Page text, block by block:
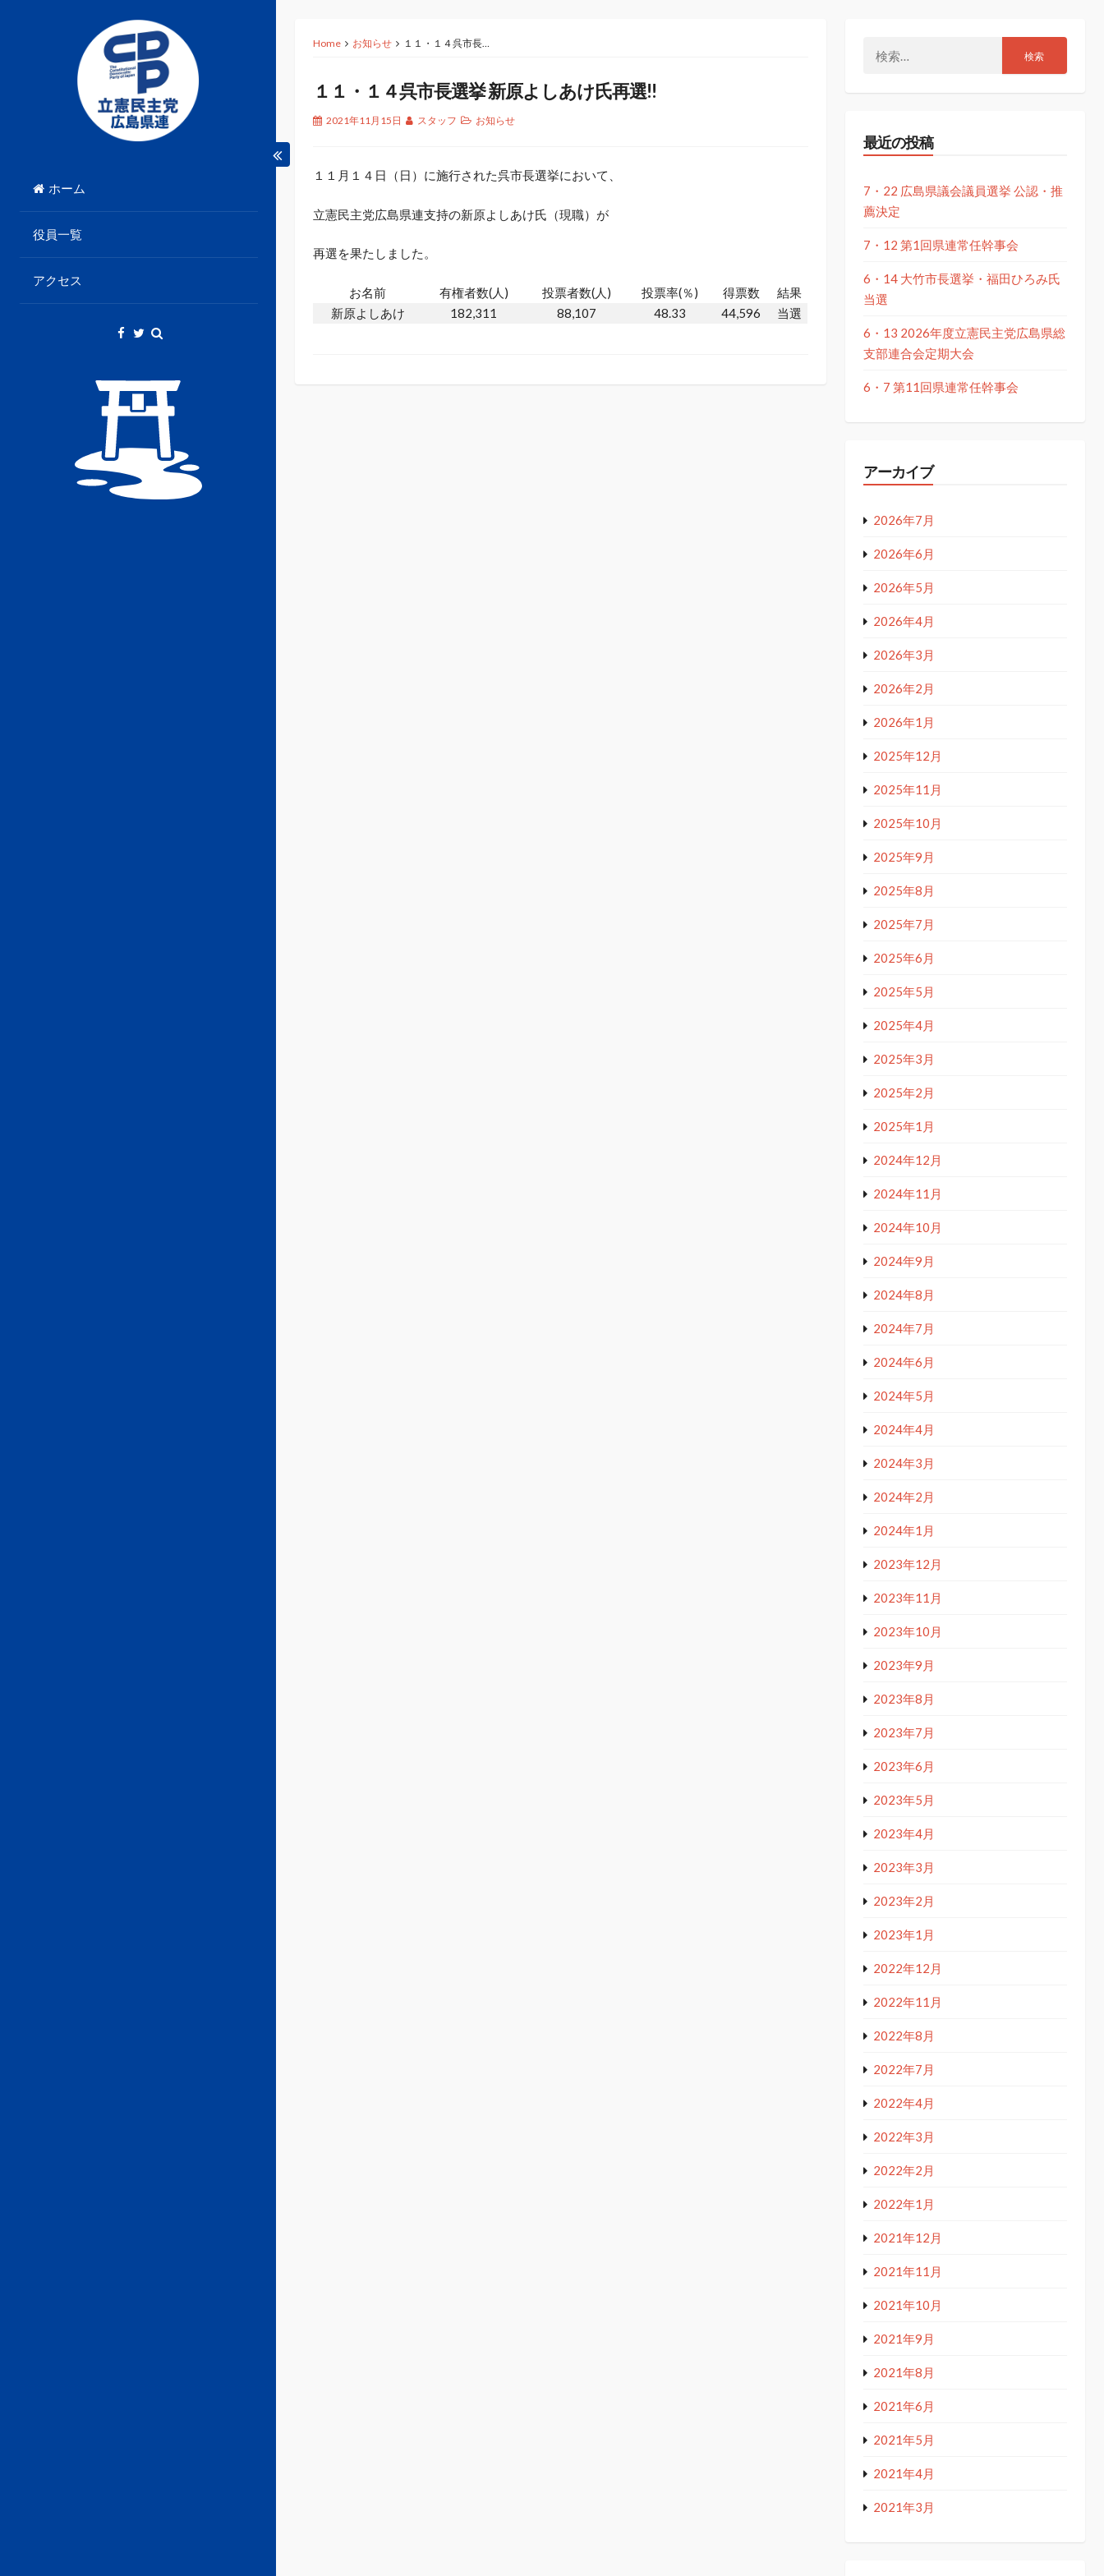
連合会
ホーム
役員一覧
アクセス
Home お知らせ １１・１４呉市長…
１１・１４呉市長選挙 新原よしあけ氏再選!!
2021年11月15日 スタッフ お知らせ
１１月１４日（日）に施行された呉市長選挙において、
立憲民主党広島県連支持の新原よしあけ氏（現職）が
再選を果たしました。
お名前 有権者数(人) 投票者数(人) 投票率(％) 得票数
結果
新原よしあけ
182,311 88,107 48.33 44,596 当選
最近の投稿
7・22 広島県議会議員選挙 公認・推
薦決定
7・12 第1回県連常任幹事会
6・14 大竹市長選挙・福田ひろみ氏
当選
6・13 2026年度立憲民主党広島県総
支部連合会定期大会
6・7 第11回県連常任幹事会
アーカイブ
2026年7月
2026年6月
2026年5月
2026年4月
2026年3月
2026年2月
2026年1月
2025年12月
2025年11月
2025年10月
2025年9月
2025年8月
2025年7月
2025年6月
2025年5月
2025年4月
2025年3月
2025年2月
2025年1月
2024年12月
2024年11月
2024年10月
2024年9月
2024年8月
2024年7月
2024年6月
2024年5月
2024年4月
2024年3月
2024年2月
2024年1月
2023年12月
2023年11月
2023年10月
2023年9月
2023年8月
2023年7月
2023年6月
2023年5月
2023年4月
2023年3月
2023年2月
2023年1月
2022年12月
2022年11月
2022年8月
2022年7月
2022年4月
2022年3月
2022年2月
2022年1月
2021年12月
2021年11月
2021年10月
2021年9月
2021年8月
2021年6月
2021年5月
2021年4月
2021年3月